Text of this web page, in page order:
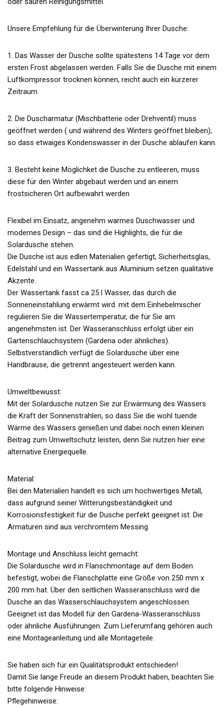
Unsere Empfehlung für die Überwinterung Ihrer Dusche:
1. Das Wasser der Dusche sollte spätestens 14 Tage vor dem
ersten Frost abgelassen werden. Falls Sie die Dusche mit einem
Luftkompressor trocknen können, reicht auch ein kürzerer
Zeitraum
2. Die Duscharmatur (Mischbatterie oder Drehventil) muss
geöffnet werden ( und während des Winters geöffnet bleiben),
so dass etwaiges Kondenswasser in der Dusche ablaufen kann.
3. Besteht keine Möglichket die Dusche zu entleeren, muss
diese für den Winter abgebaut werden und an einem
frostsicheren Ort aufbewahrt werden
Flexibel im Einsatz, angenehm warmes Duschwasser und
modernes Design – das sind die Highlights, die für die
Solardusche stehen.
Die Dusche ist aus edlen Materialien gefertigt, Sicherheitsglas,
Edelstahl und ein Wassertank aus Aluminium setzen qualitative
Akzente.
Der Wassertank fasst ca 25 l Wasser, das durch die
Sonneneinstahlung erwärmt wird. mit dem Einhebelmischer
regulieren Sie die Wassertemperatur, die für Sie am
angenehmsten ist. Der Wasseranschluss erfolgt über ein
Gartenschlauchsystem (Gardena oder ähnliches).
Selbstverständlich verfügt die Solardusche über eine
Handbrause, die getrennt angesteuert werden kann.
Umweltbewusst:
Mit der Solardusche nutzen Sie zur Erwärmung des Wassers
die Kraft der Sonnenstrahlen, so dass Sie die wohl tuende
Wärme des Wassers genießen und dabei noch einen kleinen
Beitrag zum Umweltschutz leisten, denn Sie nutzen hier eine
alternative Energiequelle.
Material:
Bei den Materialien handelt es sich um hochwertiges Metall,
dass aufgrund seiner Witterungsbeständigkeit und
Korrosionsfestigkeit für die Dusche perfekt geeignet ist. Die
Armaturen sind aus verchromtem Messing.
Montage und Anschluss leicht gemacht:
Die Solardusche wird in Flanschmontage auf dem Boden
befestigt, wobei die Flanschplatte eine Größe von 250 mm x
200 mm hat. Über den seitlichen Wasseranschluss wird die
Dusche an das Wasserschlauchsystem angeschlossen.
Geeignet ist das Modell für den Gardena-Wasseranschluss
oder ähnliche Ausführungen. Zum Lieferumfang gehören auch
eine Montageanleitung und alle Montageteile.
Sie haben sich für ein Qualitätsprodukt entschieden!
Damit Sie lange Freude an diesem Produkt haben, beachten Sie
bitte folgende Hinweise:
Pflegehinweise: